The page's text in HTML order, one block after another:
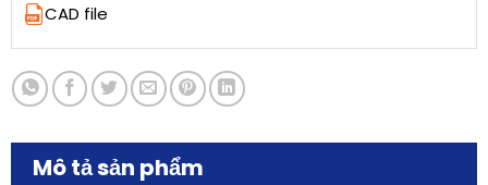
CAD file
Mô tả sản phẩm